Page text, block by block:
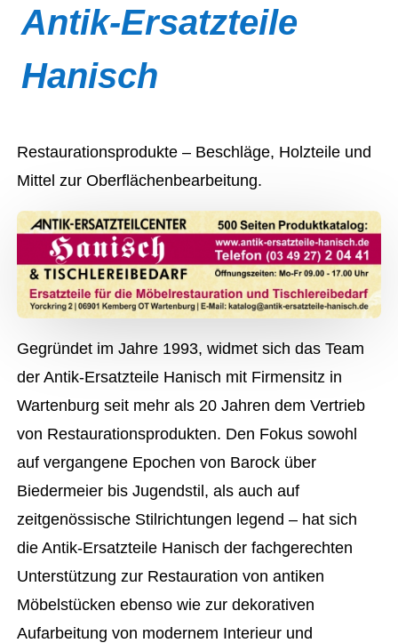
Antik-Ersatzteile
Hanisch
Restaurationsprodukte – Beschläge, Holzteile und
Mittel zur Oberflächenbearbeitung.
Gegründet im Jahre 1993, widmet sich das Team
der Antik-Ersatzteile Hanisch mit Firmensitz in
Wartenburg seit mehr als 20 Jahren dem Vertrieb
von Restaurationsprodukten. Den Fokus sowohl
auf vergangene Epochen von Barock über
Biedermeier bis Jugendstil, als auch auf
zeitgenössische Stilrichtungen legend – hat sich
die Antik-Ersatzteile Hanisch der fachgerechten
Unterstützung zur Restauration von antiken
Möbelstücken ebenso wie zur dekorativen
Aufarbeitung von modernem Interieur und